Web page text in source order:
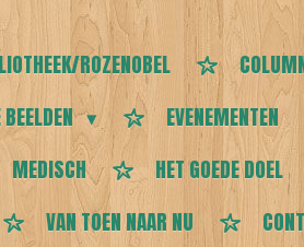
ROZENOBEL
BEELDEN EVENEMENTEN
MEDISCH HET GOEDE DOEL
VAN TOEN NAAR NU